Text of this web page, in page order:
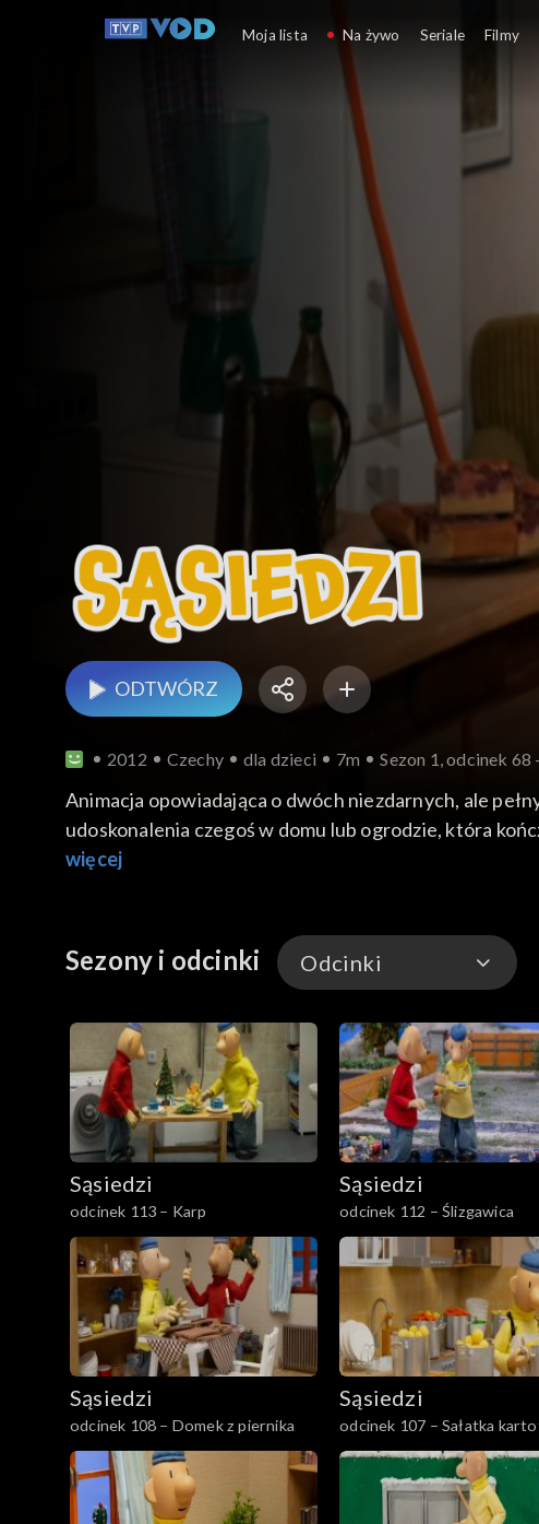
Sąsiedzi
ODTWÓRZ
2012 Czechy dla dzieci 7m Sezon 1, odcinek 68
Animacja opowiadająca o dwóch niezdarnych, ale
udoskonalenia czegoś w domu lub ogrodzie, która
nie poddają, pokazując widzom wartość uporu,
więcej
Sezony i odcinki Odcinki
Odcinki
Sąsiedzi
odcinek 113 – Karp
Sąsiedzi
odcinek 112 – Ślizgawica
Sąsiedzi
odcinek 108 – Domek z piernika
Sąsiedzi
odcinek 107 – Sałatka
Moja lista Na żywo Seriale Filmy